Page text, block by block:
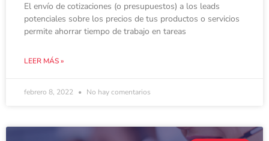
El envío de cotizaciones (o presupuestos) a los leads
potenciales sobre los precios de tus productos o servicios
permite ahorrar tiempo de trabajo en tareas
LEER MÁS »
febrero 8, 2022 No hay comentarios